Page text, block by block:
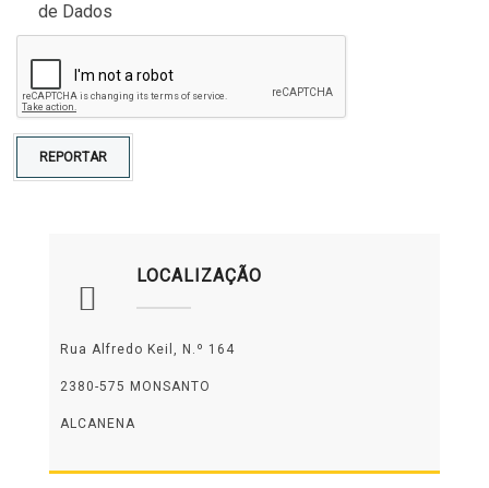
de Dados
REPORTAR
LOCALIZAÇÃO
Rua Alfredo Keil, N.º 164
2380-575 MONSANTO
ALCANENA